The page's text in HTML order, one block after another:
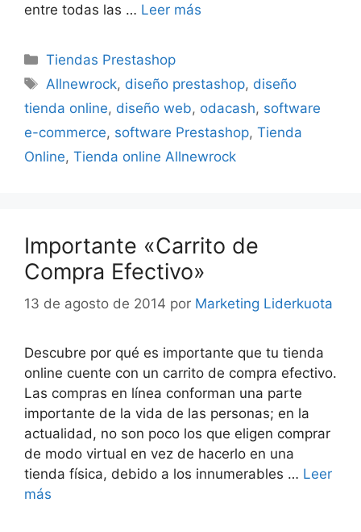
entre todas las … Leer más
Categorías
Tiendas Prestashop
Etiquetas
Allnewrock, diseño prestashop, diseño
tienda online, diseño web, odacash, software
e-commerce, software Prestashop, Tienda
Online, Tienda online Allnewrock
Importante «Carrito de
Compra Efectivo»
13 de agosto de 2014 por Marketing Liderkuota
Descubre por qué es importante que tu tienda
online cuente con un carrito de compra efectivo.
Las compras en línea conforman una parte
importante de la vida de las personas; en la
actualidad, no son poco los que eligen comprar
de modo virtual en vez de hacerlo en una
tienda física, debido a los innumerables … Leer
más